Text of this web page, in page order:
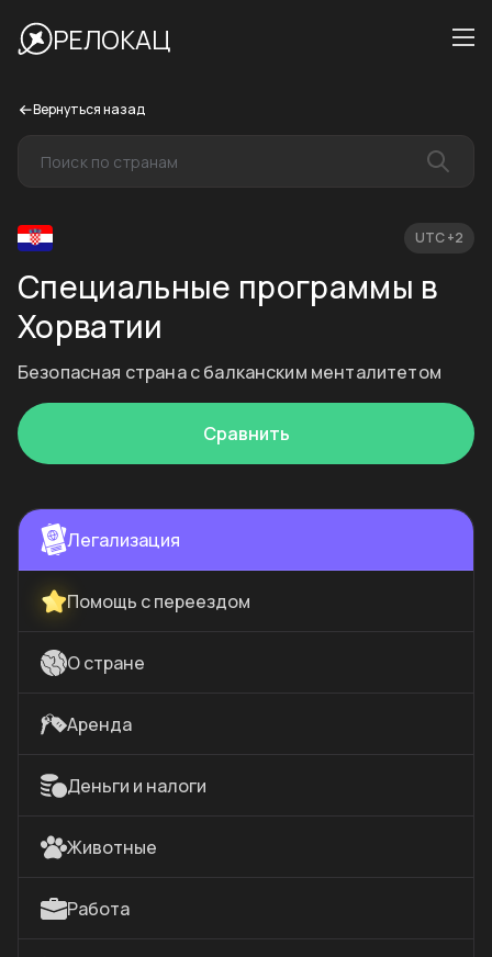
РЕЛОКАЦ
Вернуться назад
UTC +2
Специальные программы в
Хорватии
Безопасная страна с балканским менталитетом
Сравнить
Легализация
Помощь с переездом
О стране
Аренда
Деньги и налоги
Животные
Работа